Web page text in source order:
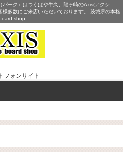
ーク）はつくばや牛久、龍ヶ崎のAxis(アクシ
多数にご来店いただいております。 茨城県の本格
shop
フォンサイト